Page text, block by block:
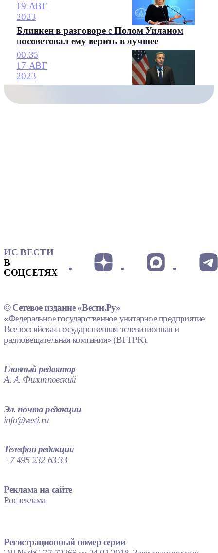
19 АВГ
2023
Блинкен в разговоре с Полом Уиланом
посоветовал ему верить в лучшее
00:35
17 АВГ
2023
ИС ВЕСТИ
В
СОЦСЕТЯХ
© Сетевое издание «Вести.Ру»
«Федеральное государственное унитарное предприятие
Всероссийская государственная телевизионная и
радиовещательная компания» (ВГТРК).
Главный редактор
А. А. Филипповский
Эл. почта редакции
info@vesti.ru
Телефон редакции
+7 495 232 63 33
Реклама на сайте
Росреклама
Регистрационный номер серии